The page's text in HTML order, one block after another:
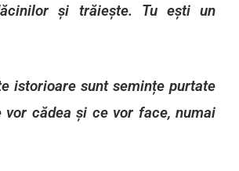
și trăiește. Tu ești un
istorioare sunt semințe purtate
vor cădea și ce vor face, numai